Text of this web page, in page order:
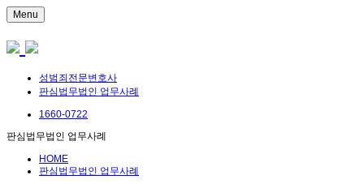
Menu
성범죄전문변호사
판심법무법인 업무사례
1660-0722
판심법무법인 업무사례
HOME
판심법무법인 업무사례